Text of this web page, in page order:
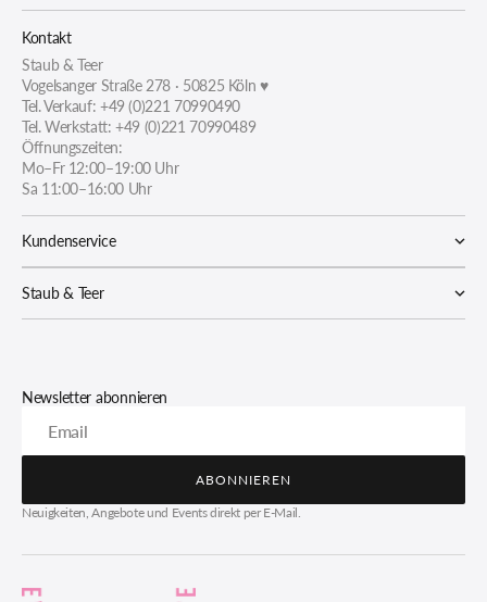
Kontakt
Staub & Teer
Vogelsanger Straße 278 · 50825 Köln ♥
Tel. Verkauf: +49 (0)221 70990490
Tel. Werkstatt: +49 (0)221 70990489
Öffnungszeiten:
Mo–Fr 12:00–19:00 Uhr
Sa 11:00–16:00 Uhr
Kundenservice
Staub & Teer
Newsletter abonnieren
Email
ABONNIEREN
ABONNIEREN
Neuigkeiten, Angebote und Events direkt per E-Mail.